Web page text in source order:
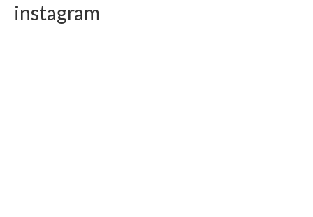
instagram